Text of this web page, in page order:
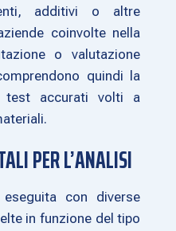
additivi o altre
coinvolte nella
o valutazione
quindi la
test accurati volti a
PER L’ANALISI
eseguita con diverse
in funzione del tipo